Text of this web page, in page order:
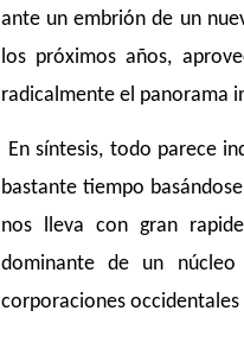
ante un embrión de un
los próximos años,
radicalmente el panorama
En síntesis, todo parece
bastante tiempo
nos lleva con gran
dominante de un
corporaciones